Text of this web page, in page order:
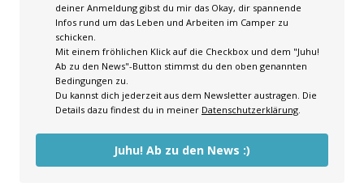
deiner Anmeldung gibst du mir das Okay, dir spannende
Infos rund um das Leben und Arbeiten im Camper zu
schicken.
Mit einem fröhlichen Klick auf die Checkbox und dem "Juhu!
Ab zu den News"-Button stimmst du den oben genannten
Bedingungen zu.
Du kannst dich jederzeit aus dem Newsletter austragen. Die
Details dazu findest du in meiner Datenschutzerklärung.
Juhu! Ab zu den News :)